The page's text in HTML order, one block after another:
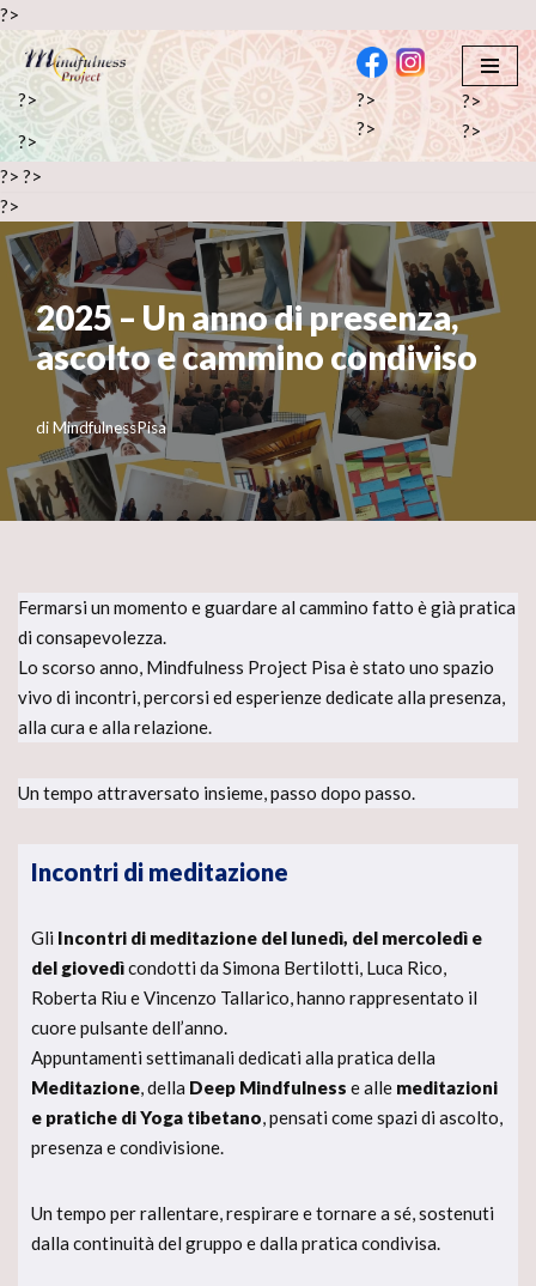
Vai
al
contenuto
?>
?>
?>
?>
?>
?>
?>
?> ?>
?>
2025 – Un anno di presenza,
ascolto e cammino condiviso
diMindfulnessPisa
Fermarsi un momento e guardare al cammino fatto è già pratica
di consapevolezza.
Lo scorso anno, Mindfulness Project Pisa è stato uno spazio
vivo di incontri, percorsi ed esperienze dedicate alla presenza,
alla cura e alla relazione.
Un tempo attraversato insieme, passo dopo passo.
Incontri di meditazione
Gli Incontri di meditazione del lunedì, del mercoledì e
del giovedìcondotti da Simona Bertilotti, Luca Rico,
Roberta Riu e Vincenzo Tallarico, hanno rappresentato il
cuore pulsante dell’anno.
Appuntamenti settimanali dedicati alla pratica della
Meditazione, della Deep Mindfulness e alle meditazioni
e pratiche di Yoga tibetano, pensati come spazi di ascolto,
presenza e condivisione.
Un tempo per rallentare, respirare e tornare a sé, sostenuti
dalla continuità del gruppo e dalla pratica condivisa.